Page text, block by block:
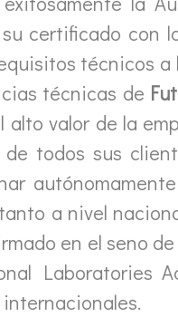
certificado con
técnicos a
técnicas de
alto valor de la
todos sus
a nivel
en el seno
Laboratories